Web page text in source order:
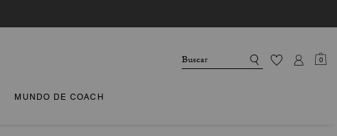
0
MUNDO DE COACH